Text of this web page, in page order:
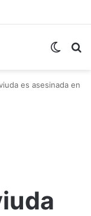
es asesinada en